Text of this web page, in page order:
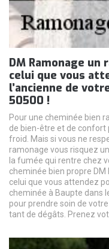
DM Ramonage un
celui que vous
l’ancienne de
50500 !
Pour une cheminée bien
de bien-être et de confort
froid. Mais si vous ne
ramonage vous risquez
la fumée qui rentre chez
cheminée bien propre
celui que vous attendez
cheminée à Baupte dans
pour prendre soin de
tant de dégâts. Prenez